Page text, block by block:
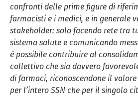
confronti delle prime figure di
farmacisti e i medici, e in generale
stakeholder: solo facendo rete tra
sistema salute e comunicando
è possibile contribuire al
collettivo che sia davvero
di farmaci, riconoscendone il
per l’intero SSN che per il singolo